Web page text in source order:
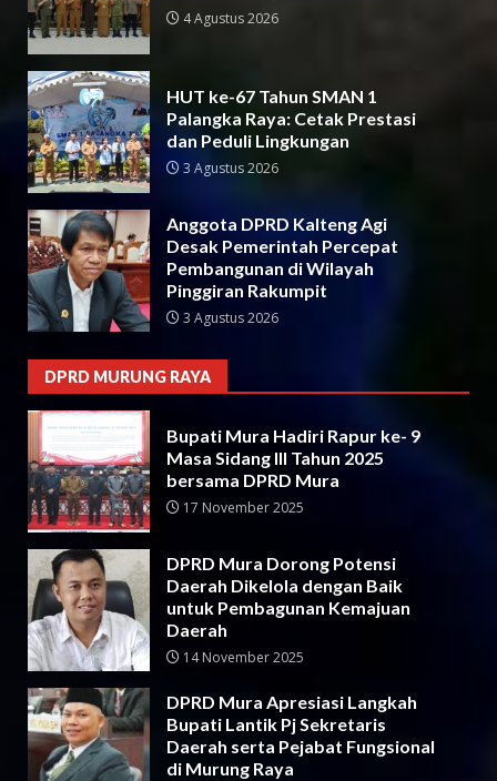
4 Agustus 2026
HUT ke-67 Tahun SMAN 1
Palangka Raya: Cetak Prestasi
dan Peduli Lingkungan
3 Agustus 2026
Anggota DPRD Kalteng Agi
Desak Pemerintah Percepat
Pembangunan di Wilayah
Pinggiran Rakumpit
3 Agustus 2026
DPRD MURUNG RAYA
Bupati Mura Hadiri Rapur ke- 9
Masa Sidang III Tahun 2025
bersama DPRD Mura
17 November 2025
DPRD Mura Dorong Potensi
Daerah Dikelola dengan Baik
untuk Pembagunan Kemajuan
Daerah
14 November 2025
DPRD Mura Apresiasi Langkah
Bupati Lantik Pj Sekretaris
Daerah serta Pejabat Fungsional
di Murung Raya